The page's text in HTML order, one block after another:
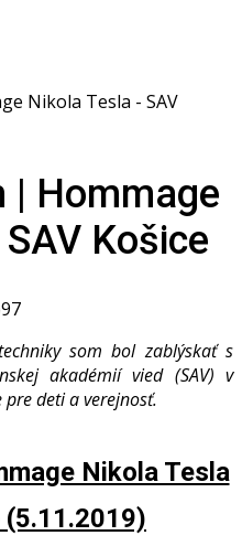
Nikola Tesla - SAV
| Hommage
Košice
som bol zablýskať s
akadémií vied (SAV) v
deti a verejnosť.
Nikola Tesla
(5.11.2019)